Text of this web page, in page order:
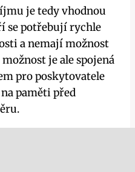
je tedy vhodnou
se potřebují rychle
a nemají možnost
je ale spojená
pro poskytovatele
paměti před